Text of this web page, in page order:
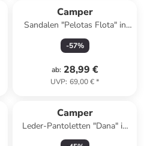
Camper
Sandalen "Pelotas Flota" in
Rosa
-57%
ab: 28,99 €
UVP: 69,00 €*
Camper
Leder-Pantoletten "Dana" in
Türkis